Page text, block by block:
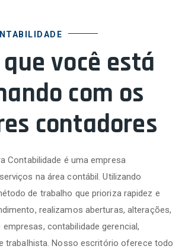
você está
com os
contadores
Contabilidade é uma empresa
na área contábil. Utilizando
de trabalho que prioriza rapidez e
realizamos aberturas, alterações,
contabilidade gerencial,
trabalhista. Nosso escritório oferece todo